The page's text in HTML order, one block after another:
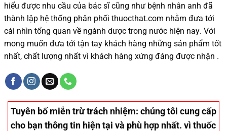
hiểu được nhu cầu của bác sĩcũng như bệnh nhân anh đã
thành lập hệ thống phân phối thuocthat.com nhằm đưa tới
cái nhìn tổng quan về ngành dược trong nước hiện nay. Với
mong muốn đưa tới tận tay khách hàng những sản phẩm tốt
nhất, chất lượng nhất vì khách hàng xứng đáng được nhận .
Tuyên bố miễn trừ trách nhiệm: chúng tôi cung cấp
cho bạn thông tin hiện tại và phù hợp nhất. vì thuốc